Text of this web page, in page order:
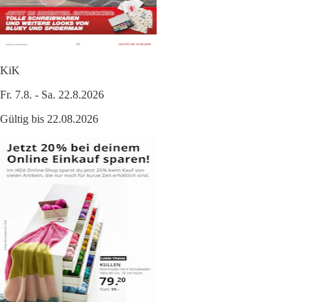
KiK
Fr. 7.8. - Sa. 22.8.2026
Gültig bis 22.08.2026